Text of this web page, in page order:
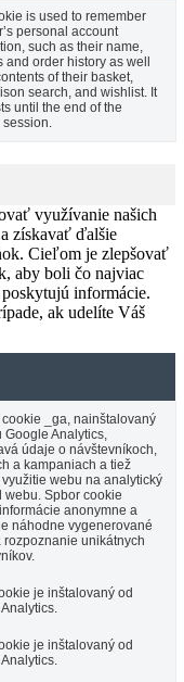
is used to remember
personal account
such as their name,
and order history as well
of their basket,
search, and wishlist. It
until the end of the
session.
využívanie našich
získavať ďalšie
Cieľom je zlepšovať
aby boli čo najviac
informácie.
ak udelíte Váš
_ga, nainštalovaný
Google Analytics,
údaje o návštevníkoch,
a kampaniach a tiež
webu na analytický
webu. Spbor cookie
anonymne a
náhodne vygenerované
rozpoznanie unikátnych
je inštalovaný od
je inštalovaný od